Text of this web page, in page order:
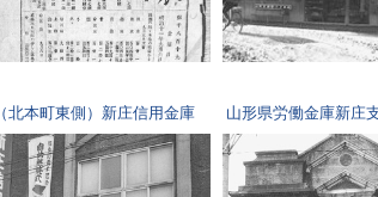
（北本町東側）新庄信用金庫